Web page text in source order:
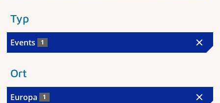
Typ
Events 1
Ort
Europa 1